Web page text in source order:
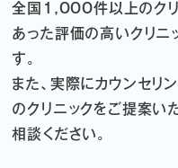
全国1,000件以上のクリ
あった評価の高いクリニ
す。
また、実際にカウンセリ
のクリニックをご提案い
相談ください。